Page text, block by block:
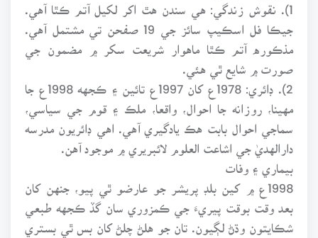
1). نقوش زندگي: هي سندن هٿ اکر لکيل آتم ڪٿا آهي.
جيڪا فل اسڪيپ سائز جي 19 صفحن تي مشتمل آهي.
مذڪوره آتم ڪٿا ماهوار شريعت سکر ۾ مضمون جي
صورت ۾ شايع ٿي هئي.
2). ڊائري: 1978ع کان 1997ع تائين ۽ ڪجهه 1998ع جا
مهينا، روزانه جا احوال، واقعا، ملڪ ۽ قوم جي سياسي،
سماجي احوال بابت هڪ يادگيري آهي. اهي ڊائريون مدرسه
دارالهديٰ جي اشاعت العلوم لائبريري ۾ موجود آهن.
بيماري ۽ وفات
1998ع ۾ کين بلڊ پريشر جو عارضو ٿي پيو، جنهن کان
بعد وقت بوقت پيريءَ جي ڪمزوري سان گڏ ڪجهه طبعي
شڪايتون وڌڻ لڳيون. تان جو هلڻ چلڻ کان بس ٿي بستري